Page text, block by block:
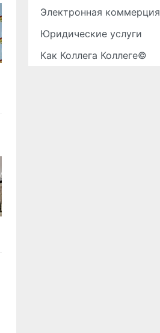
Электронная коммерция
Юридические услуги
Как Коллега Коллеге©